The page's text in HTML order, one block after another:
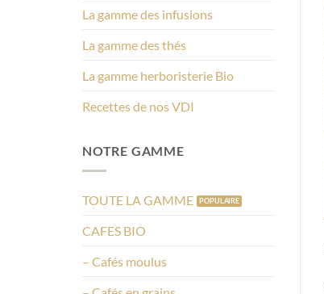
La gamme des infusions
La gamme des thés
La gamme herboristerie Bio
Recettes de nos VDI
NOTRE GAMME
TOUTE LA GAMME
CAFES BIO
– Cafés moulus